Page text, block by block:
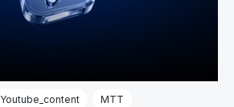
Youtube_content MTT